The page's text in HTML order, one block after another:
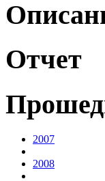
Отчет
2007
2008